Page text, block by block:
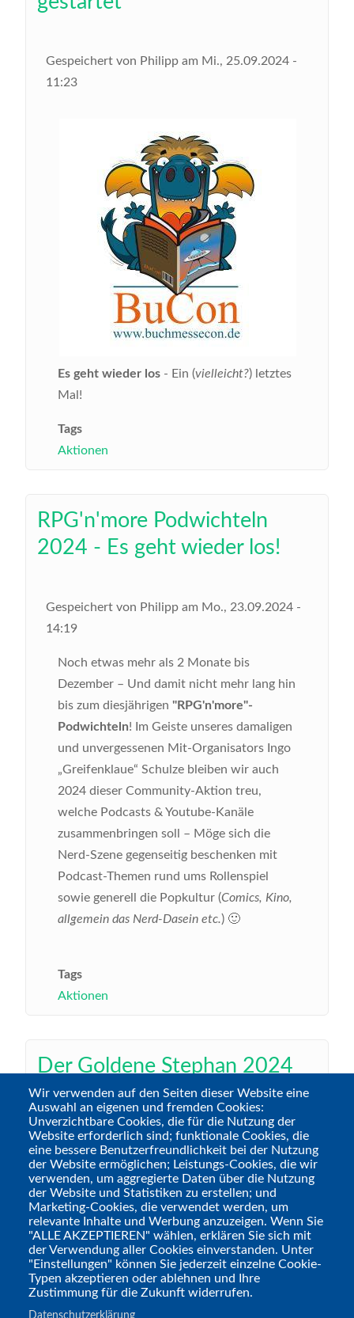
Gespeichert von Philipp am Mi., 25.09.2024 -
11:23
Es geht wieder los - Ein (vielleicht?) letztes
Mal!
Tags
Aktionen
RPG'n'more Podwichteln
2024 - Es geht wieder los!
Gespeichert von Philipp am Mo., 23.09.2024 -
14:19
Noch etwas mehr als 2 Monate bis
Dezember – Und damit nicht mehr lang hin
bis zum diesjährigen "RPG'n'more"-
Podwichteln! Im Geiste unseres damaligen
und unvergessenen Mit-Organisators Ingo
„Greifenklaue“ Schulze bleiben wir auch
2024 dieser Community-Aktion treu,
welche Podcasts & Youtube-Kanäle
zusammenbringen soll – Möge sich die
Nerd-Szene gegenseitig beschenken mit
Podcast-Themen rund ums Rollenspiel
sowie generell die Popkultur (Comics, Kino,
allgemein das Nerd-Dasein etc.) 🙂
Tags
Aktionen
Der Goldene Stephan 2024
– Ein Ende und ein Anfang
Gespeichert vonPhilippamSa., 21.09.2024 -
21:00
Der Goldene Stephan? Nicht mehr
PEN&P? Und eine Abstimmung schon im
September, obwohl die Verleihung ja erst
Ende November ist? Was ist denn da los?
Wir verwenden auf den Seiten dieser Website eine
Auswahl an eigenen und fremden Cookies:
Unverzichtbare Cookies, die für die Nutzung der
Website erforderlich sind; funktionale Cookies, die
eine bessere Benutzerfreundlichkeit bei der Nutzung
der Website ermöglichen; Leistungs-Cookies, die wir
verwenden, um aggregierte Daten über die Nutzung
der Website und Statistiken zu erstellen; und
Marketing-Cookies, die verwendet werden, um
relevante Inhalte und Werbung anzuzeigen. Wenn Sie
"ALLE AKZEPTIEREN" wählen, erklären Sie sich mit
der Verwendung aller Cookies einverstanden. Unter
"Einstellungen" können Sie jederzeit einzelne Cookie-
Typen akzeptieren oder ablehnen und Ihre
Zustimmung für die Zukunft widerrufen.
Datenschutzerklärung